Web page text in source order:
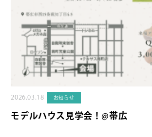
2026.03.18 お知らせ
モデルハウス見学会！@帯広